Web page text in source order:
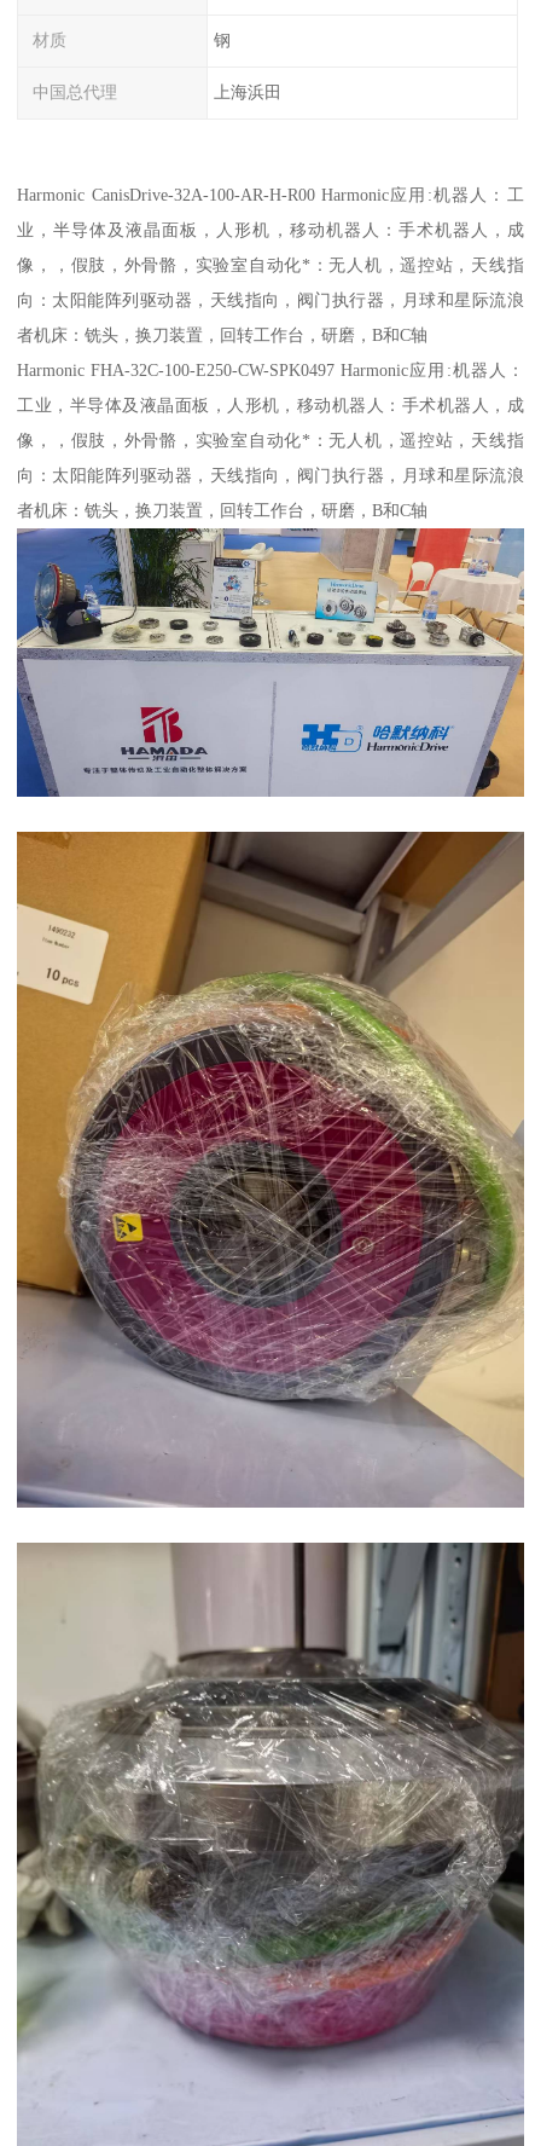
材质 钢
中国总代理 上海浜田
Harmonic CanisDrive-32A-100-AR-H-R00 Harmonic应用:机器人：工
业，半导体及液晶面板，人形机，移动机器人：手术机器人，成
像，，假肢，外骨骼，实验室自动化*：无人机，遥控站，天线指
向：太阳能阵列驱动器，天线指向，阀门执行器，月球和星际流浪
者机床：铣头，换刀装置，回转工作台，研磨，B和C轴
Harmonic FHA-32C-100-E250-CW-SPK0497 Harmonic应用:机器人：
工业，半导体及液晶面板，人形机，移动机器人：手术机器人，成
像，，假肢，外骨骼，实验室自动化*：无人机，遥控站，天线指
向：太阳能阵列驱动器，天线指向，阀门执行器，月球和星际流浪
者机床：铣头，换刀装置，回转工作台，研磨，B和C轴